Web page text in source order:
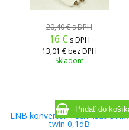
20,40 €s DPH
16 € s DPH
13,01 € bez DPH
Skladom
LNB konvertor Technisat UNIX
twin 0,1dB